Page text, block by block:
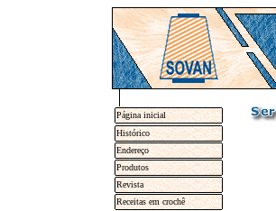
Página inicial
Histórico
Endereço
Produtos
Revista
Receitas em crochê